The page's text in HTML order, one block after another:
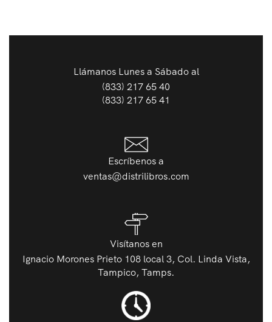
Llámanos Lunes a Sábado al
(833) 217 65 40
(833) 217 65 41
Escríbenos a
ventas@distrilibros.com
Visítanos en
Ignacio Morones Prieto 108 local 3, Col. Linda Vista,
Tampico, Tamps.